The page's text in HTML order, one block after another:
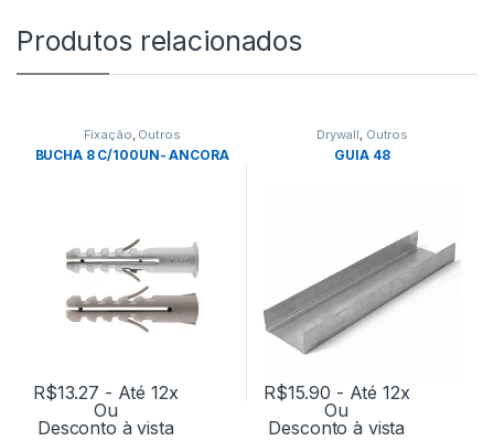
Produtos relacionados
Fixação, Outros
BUCHA 8 C/100UN- ANCORA
R$13.27 - Até 12x
Ou
Desconto à vista
Drywall, Outros
GUIA 48
R$15.90 - Até 12x
Ou
Desconto à vista